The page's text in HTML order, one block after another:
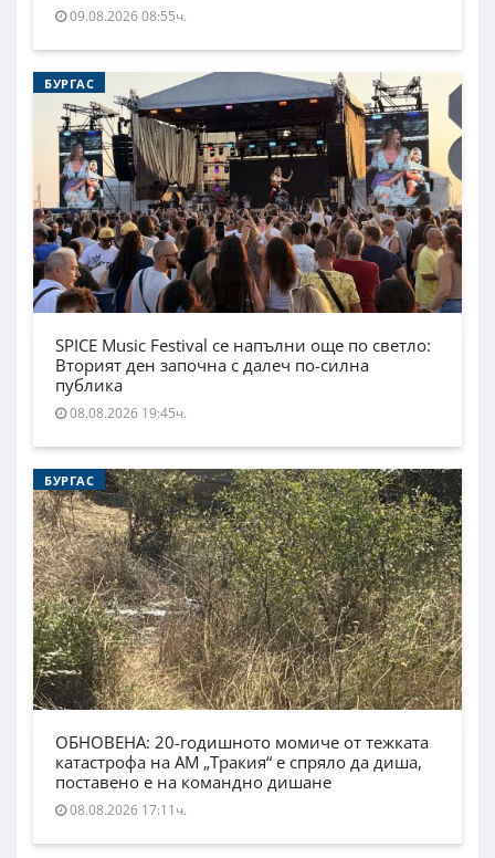
09.08.2026 08:55ч.
БУРГАС
SPICE Music Festival се напълни още по светло:
Вторият ден започна с далеч по-силна
публика
08.08.2026 19:45ч.
БУРГАС
ОБНОВЕНА: 20-годишното момиче от тежката
катастрофа на АМ „Тракия“ е спряло да диша,
поставено е на командно дишане
08.08.2026 17:11ч.